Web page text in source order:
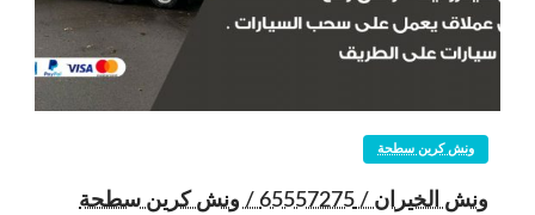
ونش كرين سطحة
ونش الخيران / 65557275 / ونش كرين سطحة